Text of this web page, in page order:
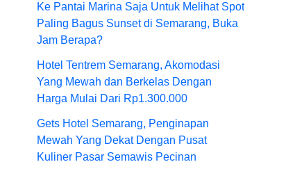
Ke Pantai Marina Saja Untuk Melihat Spot
Paling Bagus Sunset di Semarang, Buka
Jam Berapa?
Hotel Tentrem Semarang, Akomodasi
Yang Mewah dan Berkelas Dengan
Harga Mulai Dari Rp1.300.000
Gets Hotel Semarang, Penginapan
Mewah Yang Dekat Dengan Pusat
Kuliner Pasar Semawis Pecinan